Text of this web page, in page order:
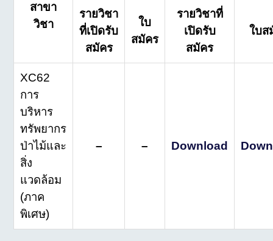
สาขา
วิชา
รายวิชา
ที่เปิดรับ
สมัคร
ใบ
สมัคร
รายวิชาที่
เปิดรับ
สมัคร
ใบส
XC62
การ
บริหาร
ทรัพยากร
ป่าไม้และ
สิ่ง
แวดล้อม
(ภาค
พิเศษ)
– – Download